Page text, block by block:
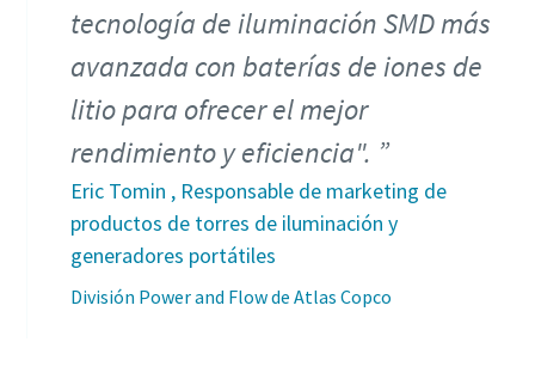
tecnología de iluminación SMD más
avanzada con baterías de iones de
litio para ofrecer el mejor
rendimiento y eficiencia".
Eric Tomin , Responsable de marketing de
productos de torres de iluminación y
generadores portátiles
División Power and Flow de Atlas Copco